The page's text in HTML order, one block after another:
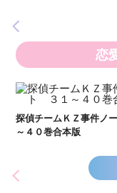
恋
探偵チームＫＺ事件ノ
～４０巻合本版